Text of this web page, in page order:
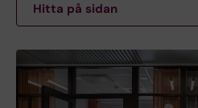
Hitta på sidan